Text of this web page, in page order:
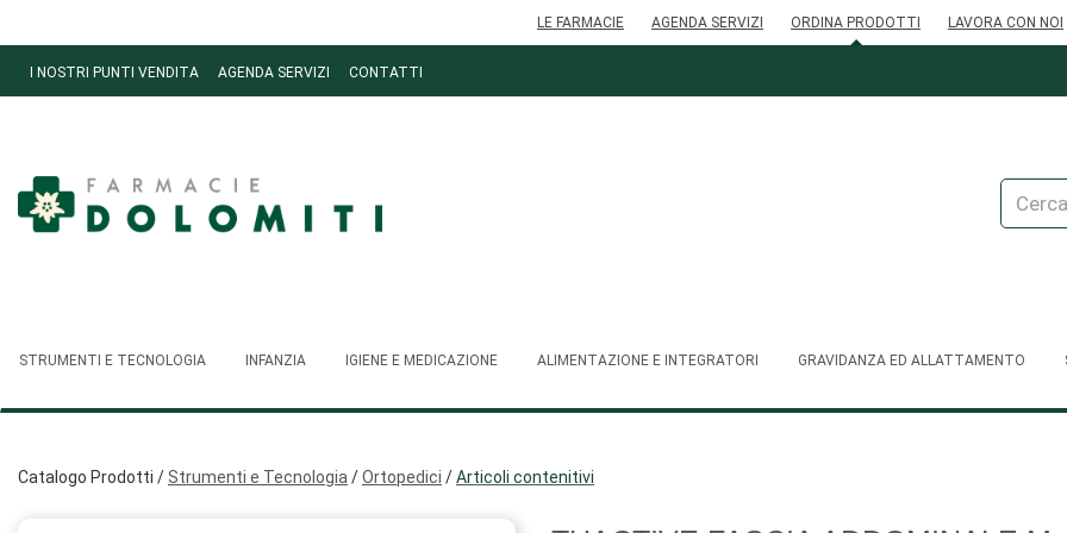
principale
LE FARMACIE AGENDA SERVIZI ORDINA PRODOTTI LAVORA CON NOI
I NOSTRI PUNTI VENDITA AGENDA SERVIZI CONTATTI
Dolomiti
Cerca
Prodotto
STRUMENTI E TECNOLOGIA INFANZIA IGIENE E MEDICAZIONE ALIMENTAZIONE E INTEGRATORI GRAVIDANZA ED ALLATTAMENTO
Catalogo Prodotti / Strumenti e Tecnologia /Ortopedici /Articoli contenitivi